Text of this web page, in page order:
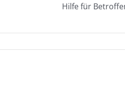
Hilfe für